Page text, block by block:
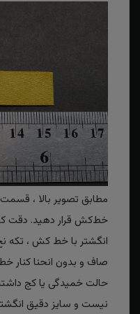
مطابق تصویر بالا ،
خط‌کش قرار دهید. دقت
انگشتر با خط کش ، تکه
صاف و بدون انحنا کنار
حالت خمیدگی یا کج
نیست و سایز دقیق